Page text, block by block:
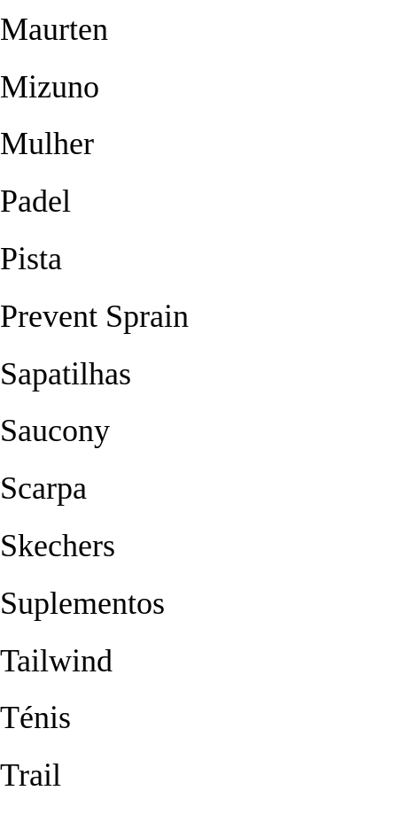
Maurten
Mizuno
Mulher
Padel
Pista
Prevent Sprain
Sapatilhas
Saucony
Scarpa
Skechers
Suplementos
Tailwind
Ténis
Trail